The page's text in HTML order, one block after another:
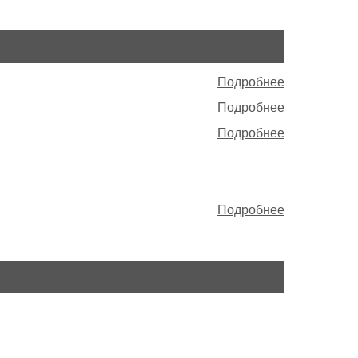
Подробнее
Подробнее
Подробнее
Подробнее